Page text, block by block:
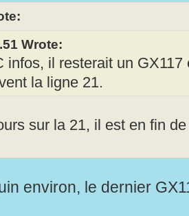
Wrote:
infos, il resterait un
la ligne 21.
sur la 21, il est en fin
environ, le dernier